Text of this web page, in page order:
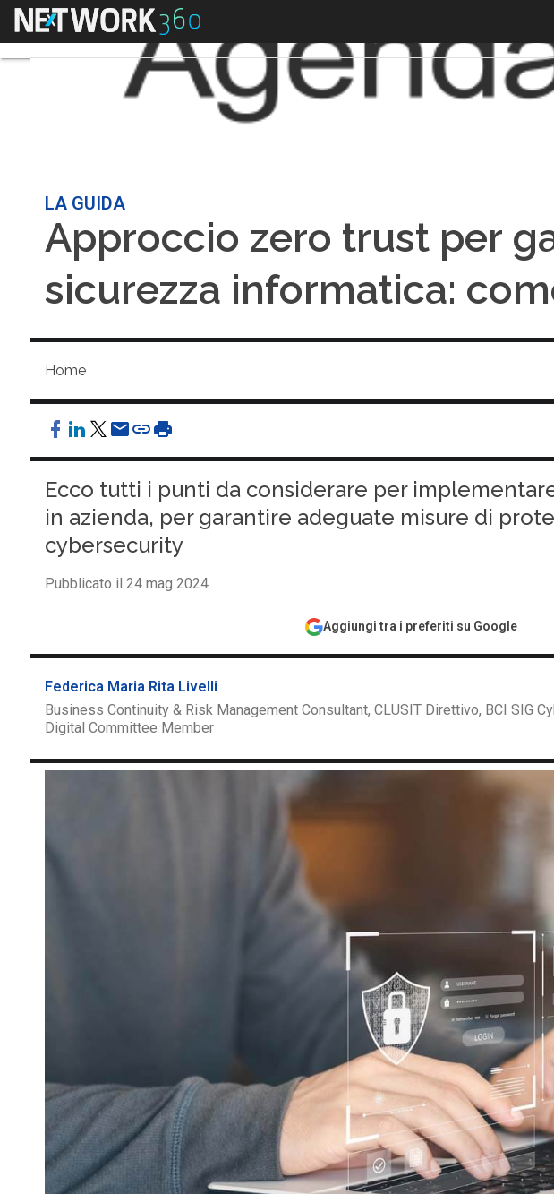
Menu
LA GUIDA
Approccio zero trust per
sicurezza informatica:
Home
Ecco tutti i punti da considerare per
in azienda, per garantire adeguate misure di
cybersecurity
Pubblicato il 24 mag 2024
Aggiungi tra i preferiti su Google
Federica Maria Rita Livelli
Business Continuity & Risk Management Consultant, CLUSIT Direttivo, BCI SIG
Digital Committee Member